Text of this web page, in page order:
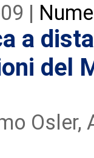
|
a
del
Osler,